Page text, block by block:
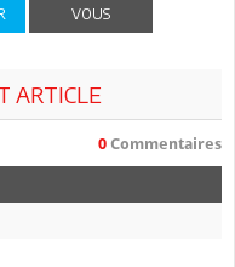
VOUS
ARTICLE
0 Commentaires